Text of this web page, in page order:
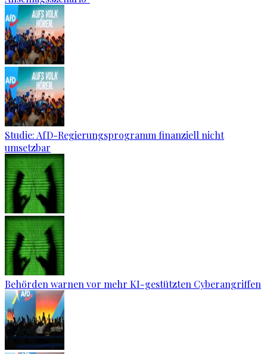
Studie: AfD-Regierungsprogramm finanziell nicht
umsetzbar
Behörden warnen vor mehr KI-gestützten Cyberangriffen